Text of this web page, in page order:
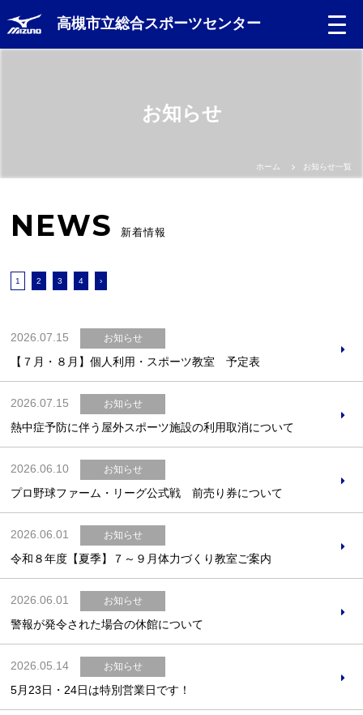
高槻市立総合スポーツセンター
お問合せフォーム
高槻市スポーツ施設情報システム(オーパス)
お知らせ
ホーム お知らせ一覧
NEWS 新着情報
1 2 3 4 ›
2026.07.15 お知らせ
【７月・８月】個人利用・スポーツ教室 予定表
2026.07.15 お知らせ
熱中症予防に伴う屋外スポーツ施設の利用取消について
2026.06.10 お知らせ
プロ野球ファーム・リーグ公式戦 前売り券について
2026.06.01 お知らせ
令和８年度【夏季】７～９月体力づくり教室ご案内
2026.06.01 お知らせ
警報が発令された場合の休館について
2026.05.14 お知らせ
5月23日・24日は特別営業日です！